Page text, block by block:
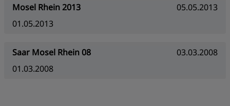
Mosel Rhein 2013
05.05.2013
01.05.2013
Saar Mosel Rhein 08
03.03.2008
01.03.2008